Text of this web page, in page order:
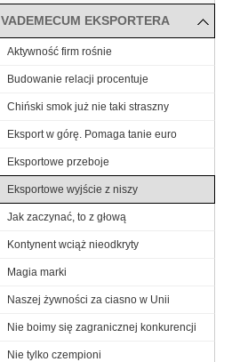
VADEMECUM EKSPORTERA
Aktywność firm rośnie
Budowanie relacji procentuje
Chiński smok już nie taki straszny
Eksport w górę. Pomaga tanie euro
Eksportowe przeboje
Eksportowe wyjście z niszy
Jak zaczynać, to z głową
Kontynent wciąż nieodkryty
Magia marki
Naszej żywności za ciasno w Unii
Nie boimy się zagranicznej konkurencji
Nie tylko czempioni